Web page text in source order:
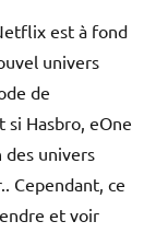
est à fond
univers
de
Hasbro, eOne
univers
Cependant, ce
et voir